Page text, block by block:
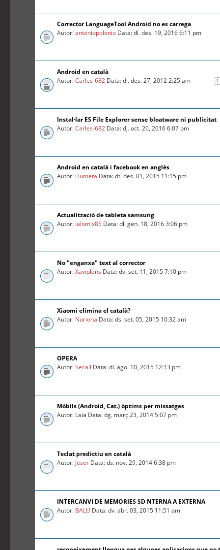
Corrector LanguageTool Android no es carrega
Autor:antoniopolonio Data: dl. des. 19, 2016 6:11 pm
Android en català
1
Autor:Carles-682 Data: dj. des. 27, 2012 2:25 am
Instal·lar ES File Explorer sense bloatware ni publicitat
Autor:Carles-682 Data: dj. oct. 20, 2016 6:07 pm
Android en català i facebook en anglès
Autor: Llumeta Data: dt. des. 01, 2015 11:15 pm
Actualització de tableta samsung
Autor: lalomix85 Data: dl. gen. 18, 2016 3:06 pm
No "enganxa" text al corrector
Autor:Xaviplans Data: dv. set. 11, 2015 7:10 pm
Xiaomi elimina el català?
Autor: Nuriona Data: ds. set. 05, 2015 10:32 am
OPERA
Autor:Secall Data: dl. ago. 10, 2015 12:13 pm
Mòbils (Android, Cat.) òptims per missatges
Autor: Laia Data: dg. març 23, 2014 5:07 pm
Teclat predictiu en català
Autor: Jesor Data: ds. nov. 29, 2014 6:38 pm
INTERCANVI DE MEMORIES SD NTERNA A EXTERNA
Autor: BALU Data: dv. abr. 03, 2015 11:51 am